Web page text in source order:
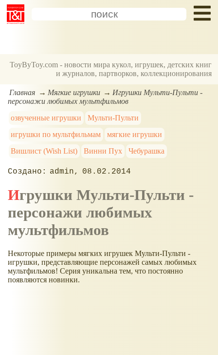
ToyByToy.com - новости мира кукол, игрушек, детских книг
и журналов, партворков, коллекционирования
Главная Мягкие игрушки
Игрушки Мульти-Пульти -
персонажи любимых мультфильмов
озвученные игрушки
Мульти-Пульти
игрушки по мультфильмам
мягкие игрушки
Вишлист (Wish List)
Винни Пух Чебурашка
admin 08.02.2014
Игрушки Мульти-Пульти -
персонажи любимых
мультфильмов
Некоторые примеры мягких игрушек Мульти-Пульти -
игрушки, представляющие персонажей самых любимых
мультфильмов! Серия уникальна тем, что постоянно
появляются новинки.